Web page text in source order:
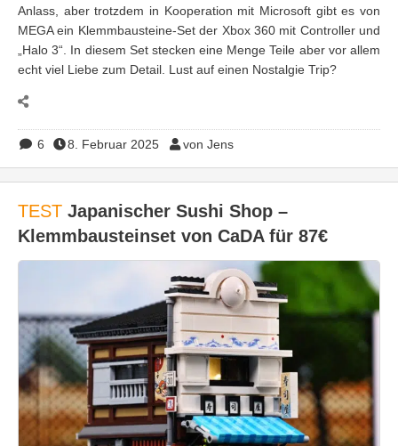
Anlass, aber trotzdem in Kooperation mit Microsoft gibt es von
MEGA ein Klemmbausteine-Set der Xbox 360 mit Controller und
„Halo 3“. In diesem Set stecken eine Menge Teile aber vor allem
echt viel Liebe zum Detail. Lust auf einen Nostalgie Trip?
6 8. Februar 2025 von Jens
TEST Japanischer Sushi Shop –
Klemmbausteinset von CaDA für 87€